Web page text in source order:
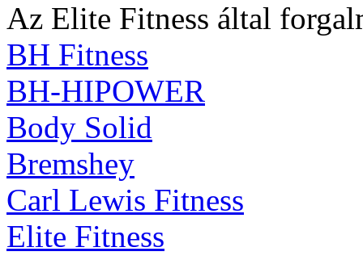
Az Elite Fitness által
BH Fitness
BH-HIPOWER
Body Solid
Bremshey
Carl Lewis Fitness
Elite Fitness